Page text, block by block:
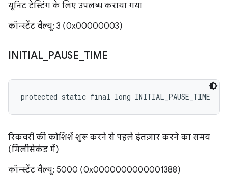
यूनिट टेस्टिंग के लिए उपलब्ध कराया गया
कॉन्स्टेंट वैल्यू: 3 (0x00000003)
INITIAL_ PAUSE TIME
protected static final long INITIAL_PAUSE_TIME
रिकवरी की कोशिशें शुरू करने से पहले इंतज़ार करने का समय
(मिलीसेकंड में)
कॉन्स्टेंट वैल्यू: 5000 (0x0000000000001388)